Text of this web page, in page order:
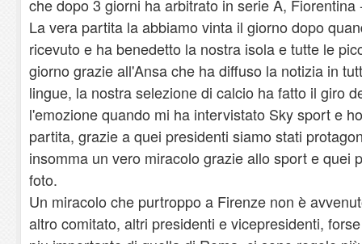
che dopo 3 giorni ha arbitrato in serie A, Fiorentina
La vera partita la abbiamo vinta il giorno dopo
ricevuto e ha benedetto la nostra isola e tutte le
giorno grazie all'Ansa che ha diffuso la notizia in
lingue, la nostra selezione di calcio ha fatto il giro
l'emozione quando mi ha intervistato Sky sport e
partita, grazie a quei presidenti siamo stati
insomma un vero miracolo grazie allo sport e quei
foto.
Un miracolo che purtroppo a Firenze non è
altro comitato, altri presidenti e vicepresidenti,